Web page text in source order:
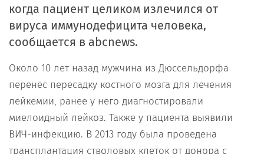
когда пациент целиком излечился от
вируса иммунодефицита человека,
сообщается в abcnews.
Около 10 лет назад мужчина из Дюссельдорфа
перенёс пересадку костного мозга для лечения
лейкемии, ранее у него диагностировали
миелоидный лейкоз. Также у пациента выявили
ВИЧ-инфекцию. В 2013 году была проведена
трансплантация стволовых клеток от донора с